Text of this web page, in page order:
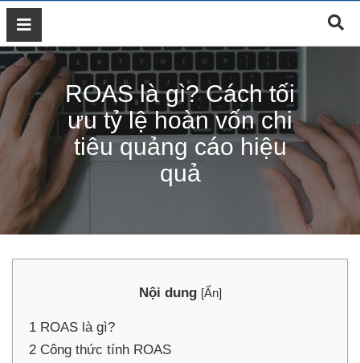
GIỚI
THIỆU
DỊCH
VỤ
MARKETING
ĐÀO
TẠO
MARKETING
THIẾT
KẾ
HỆ
ROAS là gì? Cách tối
ưu tỷ lệ hoàn vốn chi
tiêu quảng cáo hiệu
quả
Nội dung [Ẩn]
1 ROAS là gì?
2 Công thức tính ROAS